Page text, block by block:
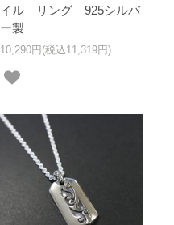
イル リング 925シルバ
ー製
10,290円(税込11,319円)